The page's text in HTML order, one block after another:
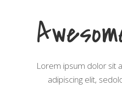
Lorem ipsum dolor sit
adipiscing elit,